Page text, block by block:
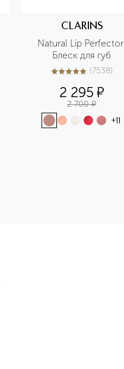
CLARINS
Natural Lip Perfector
Блеск для губ
5из 57538 (7538)
2 295 ¤
2 700 ¤
+11